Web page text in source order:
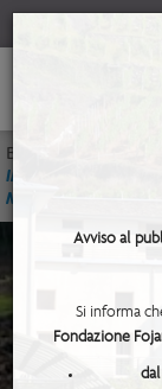
Avviso al
Si informa
Fondazione
Biblioteca
IMPIANTO PILOTA
MELO CON NUOVE
-